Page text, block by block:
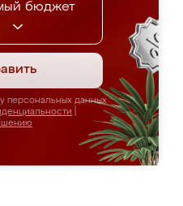
бюджет
персональных данных